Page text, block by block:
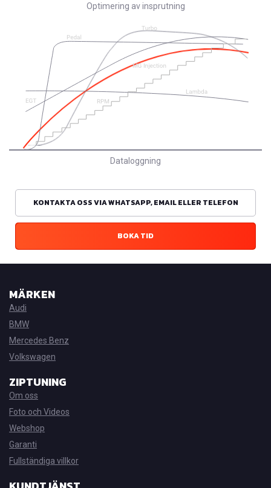
Optimering av insprutning
Dataloggning
KONTAKTA OSS VIA WHATSAPP, EMAIL ELLER TELEFON
BOKA TID
MÄRKEN
Audi
BMW
Mercedes Benz
Volkswagen
ZIPTUNING
Om oss
Foto och Videos
Webshop
Garanti
Fullständiga villkor